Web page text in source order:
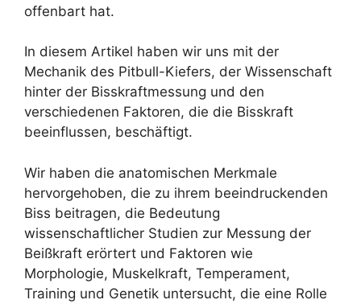
offenbart hat.
In diesem Artikel haben wir uns mit der
Mechanik des Pitbull-Kiefers, der Wissenschaft
hinter der Bisskraftmessung und den
verschiedenen Faktoren, die die Bisskraft
beeinflussen, beschäftigt.
Wir haben die anatomischen Merkmale
hervorgehoben, die zu ihrem beeindruckenden
Biss beitragen, die Bedeutung
wissenschaftlicher Studien zur Messung der
Beißkraft erörtert und Faktoren wie
Morphologie, Muskelkraft, Temperament,
Training und Genetik untersucht, die eine Rolle